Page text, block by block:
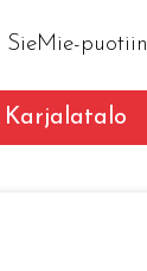
SieMie-puotiin
Karjalatalo